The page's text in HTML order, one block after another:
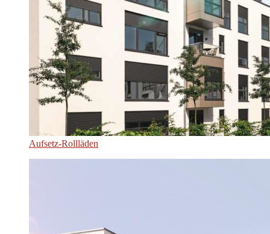
Aufsetz-Rollläden